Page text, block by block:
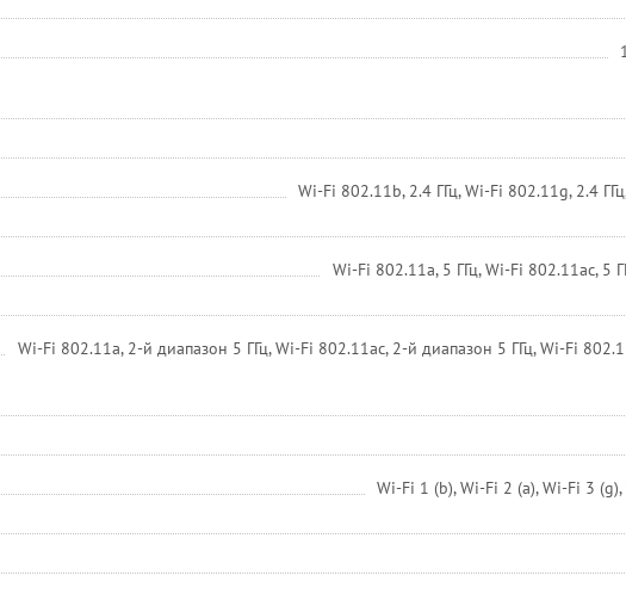
Wi-Fi 802.11b, 2.4 ГГц, Wi-Fi 802.11g, 2.4
Wi-Fi 802.11a, 5 ГГц, Wi-Fi 802.11ac, 5
Wi-Fi 802.11a, 2-й диапазон 5 ГГц, Wi-Fi 802.11ac, 2-й диапазон 5 ГГц, Wi-Fi
Wi-Fi 1 (b), Wi-Fi 2 (a), Wi-Fi 3